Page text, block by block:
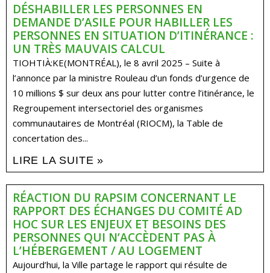
DÉSHABILLER LES PERSONNES EN
DEMANDE D’ASILE POUR HABILLER LES
PERSONNES EN SITUATION D’ITINÉRANCE :
UN TRÈS MAUVAIS CALCUL
TIOHTIÀ:KE(MONTRÉAL), le 8 avril 2025 – Suite à
l’annonce par la ministre Rouleau d’un fonds d’urgence de
10 millions $ sur deux ans pour lutter contre l’itinérance, le
Regroupement intersectoriel des organismes
communautaires de Montréal (RIOCM), la Table de
concertation des...
LIRE LA SUITE »
RÉACTION DU RAPSIM CONCERNANT LE
RAPPORT DES ÉCHANGES DU COMITÉ AD
HOC SUR LES ENJEUX ET BESOINS DES
PERSONNES QUI N’ACCÈDENT PAS À
L’HÉBERGEMENT / AU LOGEMENT
Aujourd’hui, la Ville partage le rapport qui résulte de